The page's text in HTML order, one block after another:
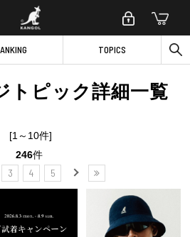
TOPICS
トピック詳細一覧
[1～10件]
246件
3 4 5